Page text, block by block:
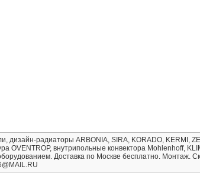
дизайн-радиаторы ARBONIA, SIRA, KORADO, KERMI,
OVENTROP, внутрипольные конвектора Mohlenhoff,
Доставка по Москве бесплатно. Монтаж.